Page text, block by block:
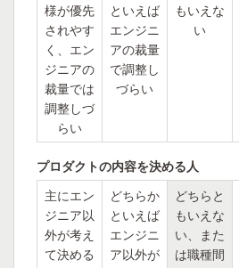
様が優先
されやす
く、エン
ジニアの
裁量では
調整しづ
らい
といえば
エンジニ
アの裁量
で調整し
づらい
もいえな
い
プロダクトの内容を決める人
主にエン
ジニア以
外が考え
て決める
どちらか
といえば
エンジニ
ア以外が
どちらと
もいえな
い、また
は職種間